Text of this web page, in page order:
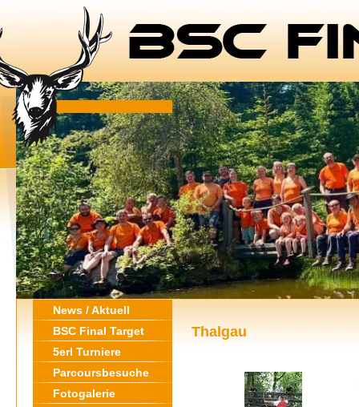
News / Aktuell
BSC Final Target
5erl Turniere
Parcoursbesuche
Fotogalerie
Thalgau